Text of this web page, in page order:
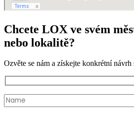
Chcete LOX ve svém
nebo lokalitě?
Ozvěte se nám a získejte konkrétní